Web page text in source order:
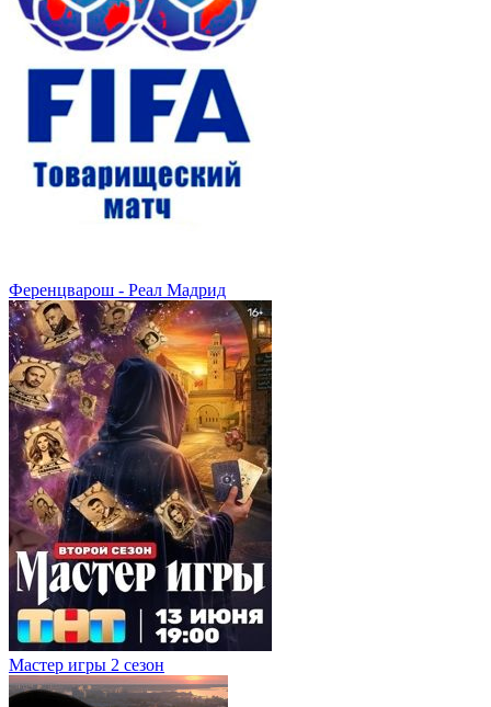
Ференцварош - Реал Мадрид
Мастер игры 2 сезон